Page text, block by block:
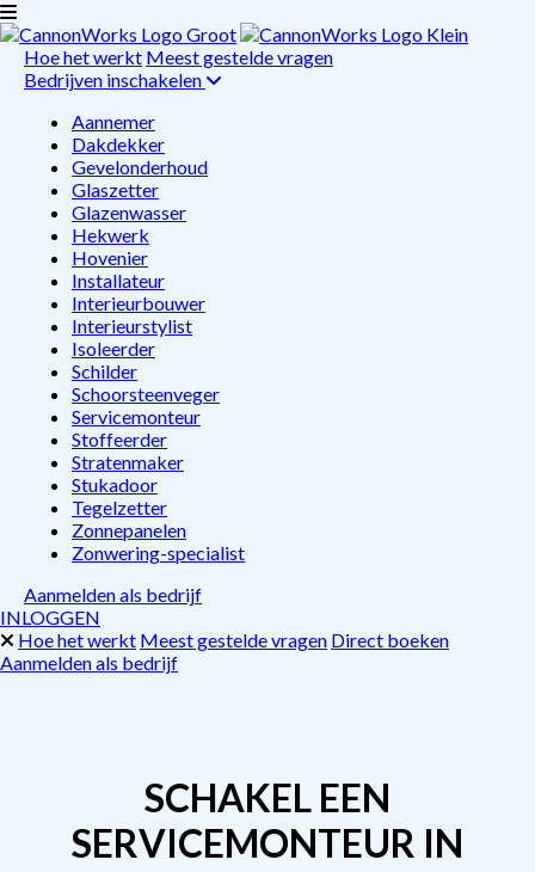
Hoe het werkt Meest gestelde vragen
Bedrijven inschakelen
Aannemer
Dakdekker
Gevelonderhoud
Glaszetter
Glazenwasser
Hekwerk
Hovenier
Installateur
Interieurbouwer
Interieurstylist
Isoleerder
Schilder
Schoorsteenveger
Servicemonteur
Stoffeerder
Stratenmaker
Stukadoor
Tegelzetter
Zonnepanelen
Zonwering-specialist
Aanmelden als bedrijf
INLOGGEN
Hoe het werkt Meest gestelde vragen Direct boeken
Aanmelden als bedrijf
SCHAKEL EEN
SERVICEMONTEUR IN